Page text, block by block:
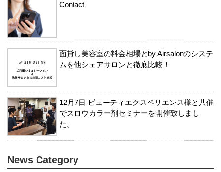
Contact
面貸し美容室の料金相場とby Airsalonのシステ
ムを他シェアサロンと徹底比較！
12月7日 ビューティエクスペリエンス様と共催
でスロウカラー剤セミナーを開催致しまし
た。
News Category